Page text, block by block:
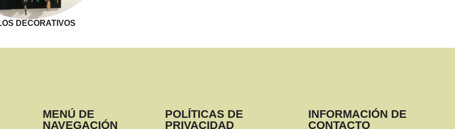
DECORATIVOS
MENÚ DE
NAVEGACIÓN
POLÍTICAS DE
PRIVACIDAD
INFORMACIÓN DE
CONTACTO